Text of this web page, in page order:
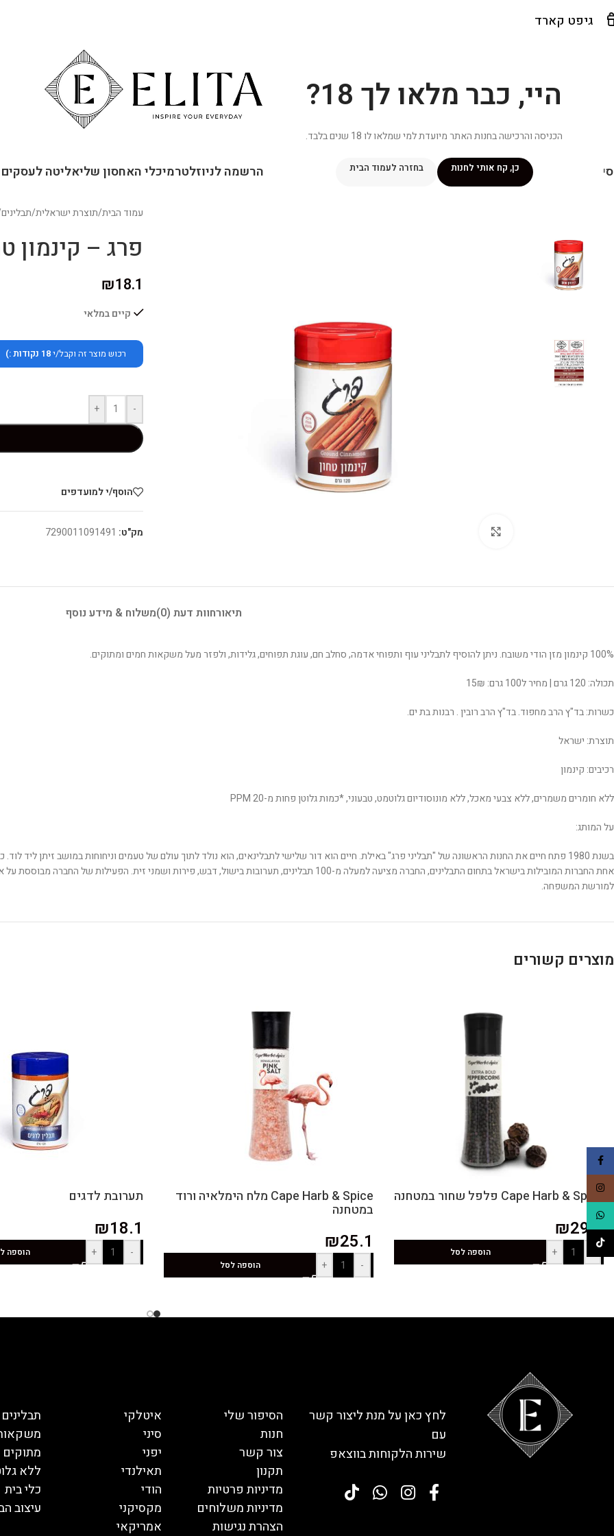
היי, כבר מלאו לך 18?
הכניסה והרכישה בחנות האתר מיועדת למי שמלאו לו 18 שנים בלבד.
כן, קח אותי לחנות בחזרה לעמוד הבית
גיפט קארד
שלי מתכוניםמנוי ״אליטה פלוס״חנותפרסומים במדיה הרשמה לניוזלטרמיכלי האחסון שליאליטה לעסקים
עמוד הבית/תוצרת ישראלית/תבלינים
פרג – קינמון
₪18.1
קיים במלאי
רכוש מוצר זה וקבל/י18 נקודות :)
-
+
הוסף/י למועדפים
מק"ט: 7290011091491
תיאורחוות דעת (0) משלוח & מידע נוסף
100% קינמון מזן הודי משובח. ניתן להוסיף לתבליני עוף ותפוחי אדמה, סחלב חם, עוגת תפוחים, גלידות, ולפזר מעל משקאות חמים ומתוקים.
תכולה: 120 גרם | מחיר ל100 גרם: 15₪
כשרות: בד"ץ הרב מחפוד. בד"ץ הרב רובין . רבנות בת ים.
תוצרת: ישראל
רכיבים: קינמון
ללא חומרים משמרים, ללא צבעי מאכל, ללא מונוסודיום גלוטמט, טבעוני, *כמות גלוטן פחות מ-20 PPM
על המותג:
אחת החברות המובילות בישראל בתחום התבלינים, החברה מציעה למעלה מ-100 תבלינים, תערובות בישול, דבש, פירות
למורשת המשפחה.
מוצרים קשורים
Cape Harb & Spice פלפל שחור במטחנה
₪29.9
+ הוספה לסל
Cape Harb & Spice מלח הימלאיה ורוד
במטחנה
₪25.1
-
+ הוספה לסל
תערובת לדגים
₪18.1
-
+ הוספה
לחץ כאן על מנת ליצור קשר
עם
שירות הלקוחות בווצאפ
הסיפור שלי
חנות
צור קשר
תקנון
מדיניות פרטיות
מדיניות משלוחים
הצהרת נגישות
איטלקי
סיני
יפני
תאילנדי
הודי
מקסיקני
אמריקאי
תבלינים
מתוקים
ללא
כלי בית
עיצוב
Facebook
Instagram
TikTok